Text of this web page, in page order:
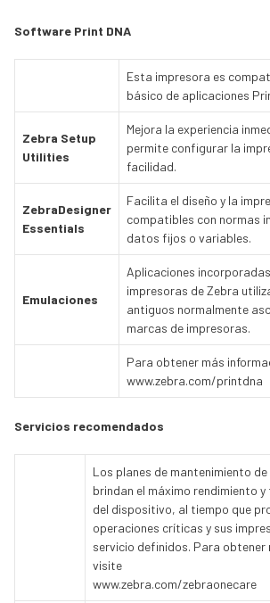
Software Print DNA
Esta impresora es
básico de aplicaciones
Zebra Setup
Utilities
Mejora la experiencia
permite configurar la
facilidad.
ZebraDesigner
Essentials
Facilita el diseño y la
compatibles con normas
datos fijos o variables.
Emulaciones
Aplicaciones
impresoras de Zebra
antiguos normalmente
marcas de impresoras.
Para obtener más
www.zebra.com/printdna
Servicios recomendados
Los planes de mantenimiento
brindan el máximo rendimiento
del dispositivo, al tiempo que
operaciones críticas y sus
servicio definidos. Para obtener
visite
www.zebra.com/zebraonecare